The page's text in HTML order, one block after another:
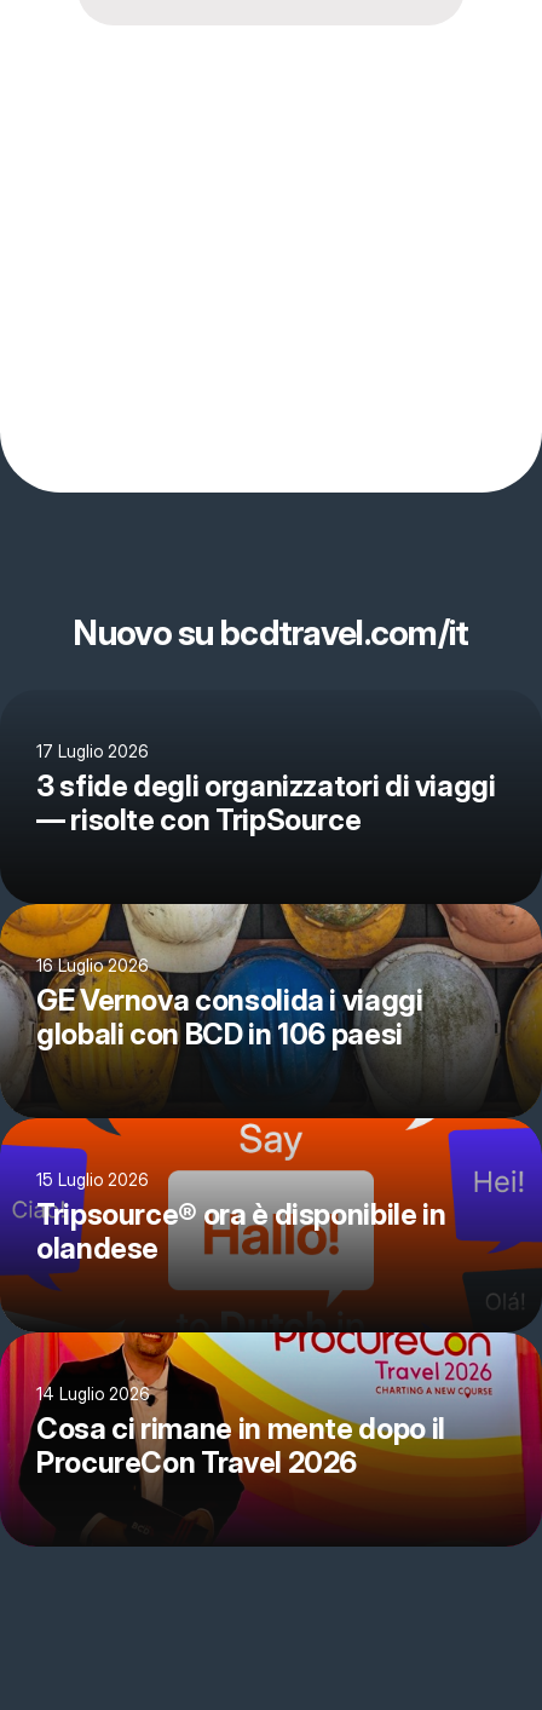
Nuovo su bcdtravel.com/it
17 Luglio 2026
3 sfide degli organizzatori di viaggi
— risolte con TripSource
16 Luglio 2026
GE Vernova consolida i viaggi
globali con BCD in 106 paesi
15 Luglio 2026
Tripsource® ora è disponibile in
olandese
14 Luglio 2026
Cosa ci rimane in mente dopo il
ProcureCon Travel 2026